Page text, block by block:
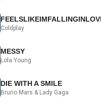
Coldplay
MESSY
Lola Young
DIE WITH A SMILE
Bruno Mars & Lady Gaga